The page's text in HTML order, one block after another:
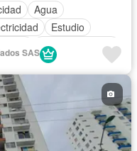
Agua
Estudio
Tanque de agua
SAS